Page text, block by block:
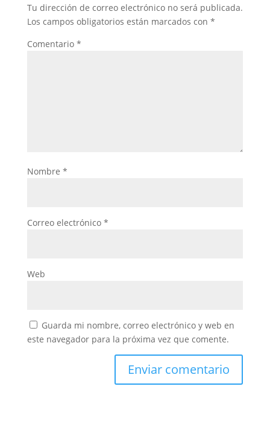
Tu dirección de correo electrónico no será publicada.
Los campos obligatorios están marcados con *
Comentario *
Nombre *
Correo electrónico *
Web
Guarda mi nombre, correo electrónico y web en
este navegador para la próxima vez que comente.